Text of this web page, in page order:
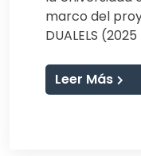
marco del
DUALELS
Leer Más